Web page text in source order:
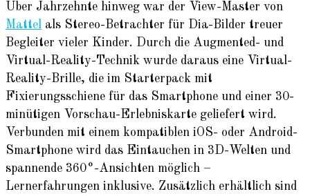
Über Jahrzehnte hinweg war der View-Master von
Mattel als Stereo-Betrachter für Dia-Bilder treuer
Begleiter vieler Kinder. Durch die Augmented- und
Virtual-Reality-Technik wurde daraus eine Virtual-
Reality-Brille, die im Starterpack mit
Fixierungsschiene für das Smartphone und einer 30-
minütigen Vorschau-Erlebniskarte geliefert wird.
Verbunden mit einem kompatiblen iOS- oder Android-
Smartphone wird das Eintauchen in 3D-Welten und
spannende 360°-Ansichten möglich –
Lernerfahrungen inklusive. Zusätzlich erhältlich sind